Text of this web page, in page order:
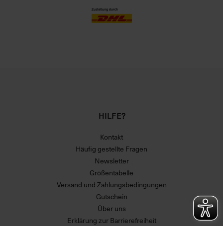
HILFE?
Kontakt
Häufig gestellte Fragen
Newsletter
Größentabelle
Versand und Zahlungsbedingungen
Gutschein
Über uns
Erklärung zur Barrierefreiheit